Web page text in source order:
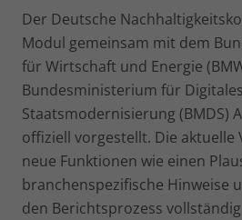
Der Deutsche
Modul gemeinsam mit dem
für Wirtschaft und Energie
Bundesministerium für
Staatsmodernisierung (BMDS)
offiziell vorgestellt. Die aktuelle
neue Funktionen wie einen
branchenspezifische Hinweise
den Berichtsprozess